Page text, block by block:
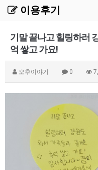
이용후기
기말 끝나고 힐링하러
억 쌓고 가요!
오후이야기 0